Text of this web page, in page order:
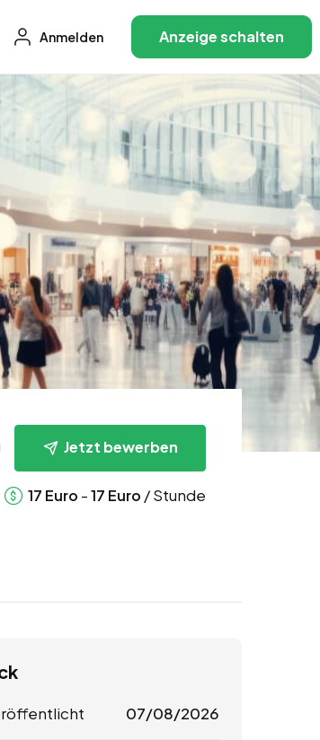
Anmelden Anzeige schalten
Jetzt bewerben
17 Euro -17 Euro / Stunde
07/08/2026